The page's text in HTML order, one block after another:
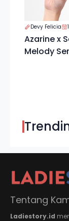
Devy Felicia
Azarine x
Melody
Tentang
Ladiestory.id